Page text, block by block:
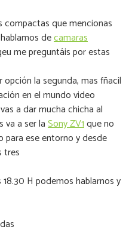
compactas que mencionas
decamaras
me preguntáis por estas
la segunda, mas fñacil
en el mundo video
a dar mucha chicha al
va a ser laSony ZV1que no
para ese entorno y desde
tres
H podemos hablarnos y